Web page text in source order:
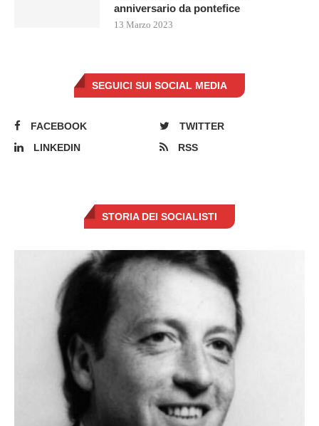
anniversario da pontefice
13 Marzo 2023
SEGUICI SUI SOCIAL MEDIA
FACEBOOK
TWITTER
LINKEDIN
RSS
STORIA DEI SOCIALISTI